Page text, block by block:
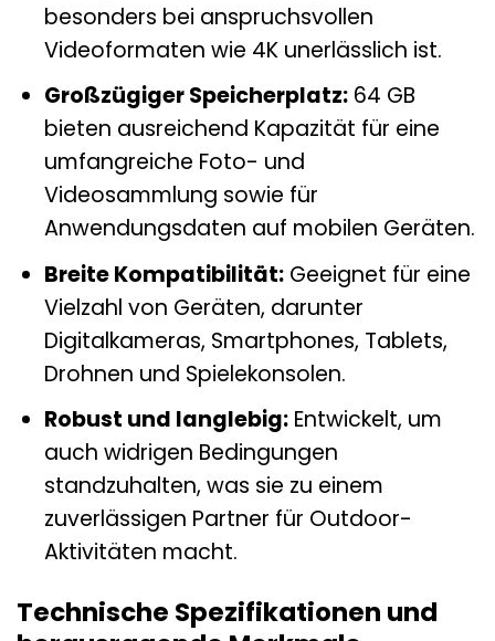
besonders bei anspruchsvollen
Videoformaten wie 4K unerlässlich ist.
Großzügiger Speicherplatz:64 GB
bieten ausreichend Kapazität für eine
umfangreiche Foto- und
Videosammlung sowie für
Anwendungsdaten auf mobilen Geräten.
Breite Kompatibilität:Geeignet für eine
Vielzahl von Geräten, darunter
Digitalkameras, Smartphones, Tablets,
Drohnen und Spielekonsolen.
Robust und langlebig:Entwickelt, um
auch widrigen Bedingungen
standzuhalten, was sie zu einem
zuverlässigen Partner für Outdoor-
Aktivitäten macht.
Technische Spezifikationen und